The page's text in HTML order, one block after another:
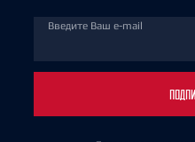
Введите Ваш e-mail